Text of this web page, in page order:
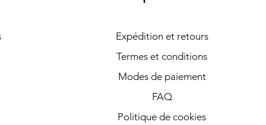
Expédition et retours
Termes et conditions
Modes de paiement
FAQ
Politique de cookies